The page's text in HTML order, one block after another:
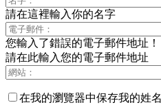
請在這裡輸入你的名字
您輸入了錯誤的電子郵件地址！
請在此輸入您的電子郵件地址
在我的瀏覽器中保存我的姓